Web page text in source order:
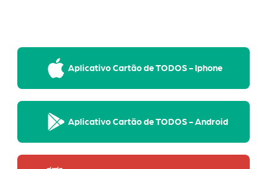
Aplicativo Cartão de TODOS - Iphone
Aplicativo Cartão de TODOS - Android